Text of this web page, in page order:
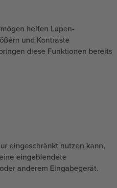
helfen Lupen-
und Kontraste
diese Funktionen bereits
eingeschränkt nutzen kann,
eingeblendete
anderem Eingabegerät.